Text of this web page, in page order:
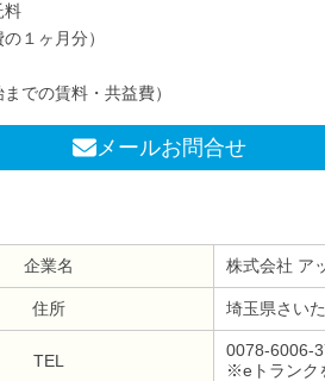
料
１ヶ月分）
までの賃料・共益費）
メールお問合せ
企業名 株式会社 ア
住所 埼玉県さい
TEL
0078-6006-
※eトランク